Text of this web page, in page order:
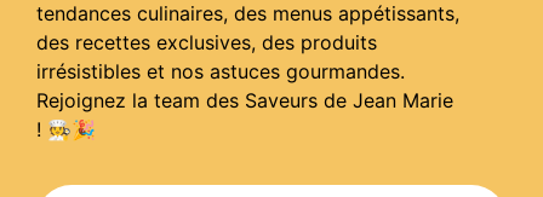
tendances culinaires, des menus appétissants,
des recettes exclusives, des produits
irrésistibles et nos astuces gourmandes.
Rejoignez la team des Saveurs de Jean Marie
! 🧑‍🍳🎉